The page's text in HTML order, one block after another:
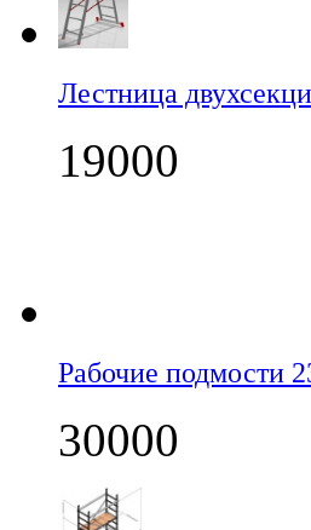
Лестница
19000
Рабочие подмости
30000